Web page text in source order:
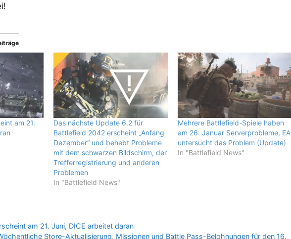
am 21.
Das nächste Update 6.2 für
Battlefield 2042 erscheint „Anfang
Dezember“ und behebt Probleme
mit dem schwarzen Bildschirm, der
Trefferregistrierung und anderen
Problemen
In "Battlefield News"
Mehrere Battlefield-Spiele haben
am 26. Januar Serverprobleme, EA
untersucht das Problem (Update)
In "Battlefield News"
am 21. Juni, DICE arbeitet daran
Store-Aktualisierung, Missionen und Battle Pass-Belohnungen für den 16.